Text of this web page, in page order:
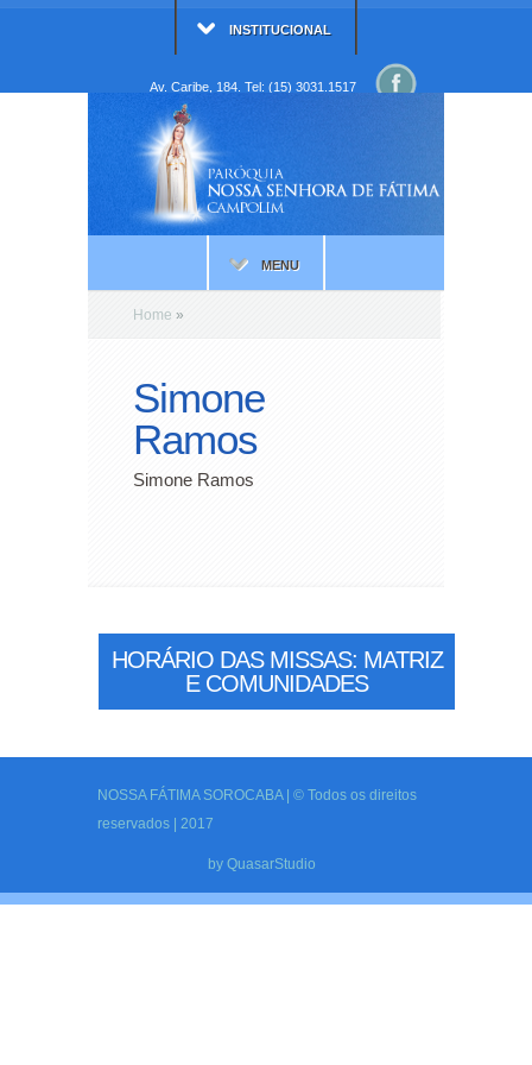
INSTITUCIONAL
Av. Caribe, 184. Tel: (15) 3031.1517
MENU
Home »
Simone
Ramos
Simone Ramos
HORÁRIO DAS MISSAS: MATRIZ
E COMUNIDADES
NOSSA FÁTIMA SOROCABA | © Todos os direitos
reservados | 2017
by QuasarStudio